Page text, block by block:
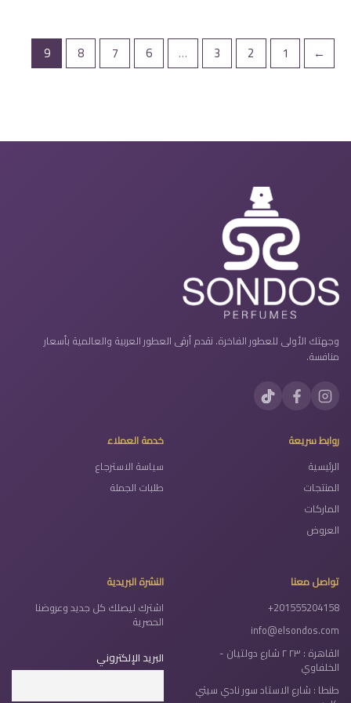
→
1
2
3
…
6
7
8
9
وجهتك الأولى للعطور الفاخرة. نقدم أرقى العطور العربية والعالمية بأسعار
منافسة.
روابط سريعة
الرئيسية
المنتجات
الماركات
العروض
خدمة العملاء
سياسة الاسترجاع
طلبات الجملة
تواصل معنا
+201555204158
info@elsondos.com
القاهرة : ٢٣ ٢ شارع دولتيان -
الخلفاوي
طنطا : شارع الاستاد سور نادي سيتي
النشرة البريدية
اشترك ليصلك كل جديد وعروضنا
الحصرية
البريد الإلكتروني